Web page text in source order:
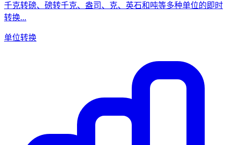
千克转磅、磅转千克、盎司、克、英石和吨等多种单位的即时
转换...
单位转换